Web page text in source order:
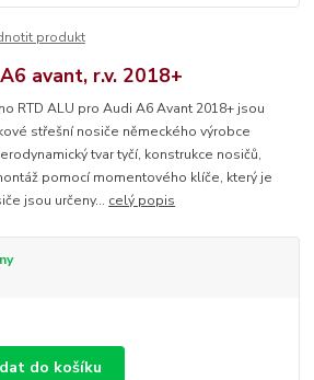
produkt
avant, r.v. 2018+
RTD ALU pro Audi A6 Avant 2018+ jsou
střešní nosiče německého výrobce
tvar tyčí, konstrukce nosičů,
pomocí momentového klíče, který je
jsou určeny... celý popis
do košíku